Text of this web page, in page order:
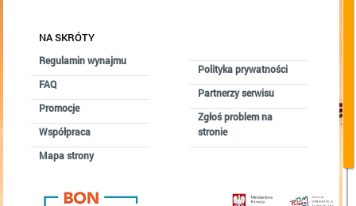
NA SKRÓTY
Regulamin wynajmu
FAQ
Promocje
Współpraca
Mapa strony
Polityka prywatności
Partnerzy serwisu
Zgłoś problem na
stronie